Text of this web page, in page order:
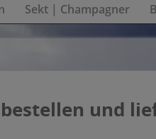
Sekt | Champagner
und